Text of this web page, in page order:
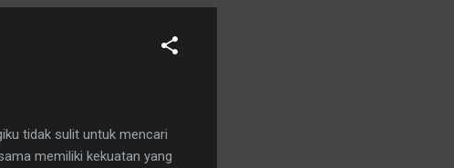
tidak sulit untuk mencari
memiliki kekuatan yang